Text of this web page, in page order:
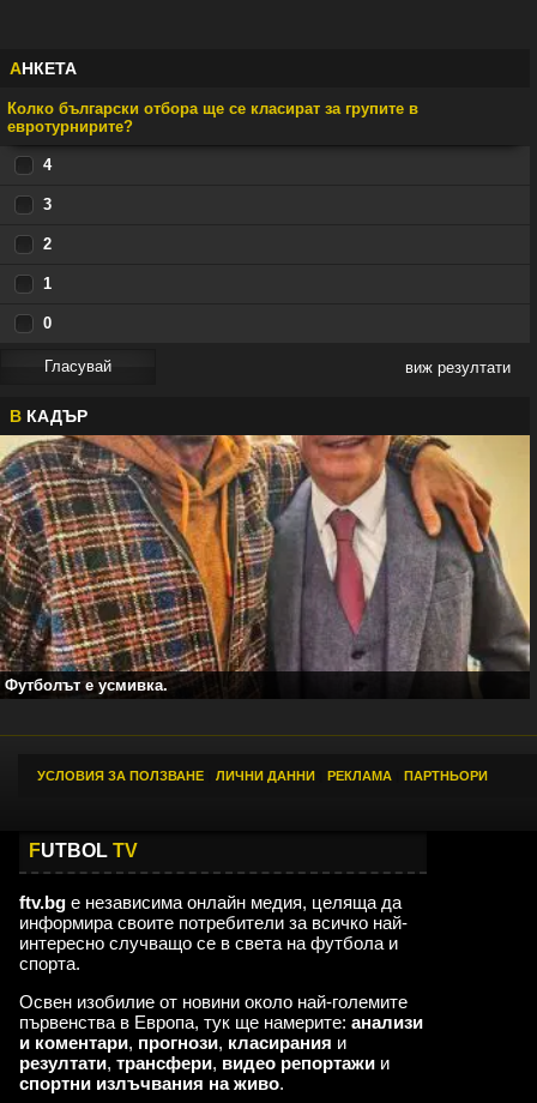
АНКЕТА
Колко български отбора ще се класират за групите в
евротурнирите?
4
3
2
1
0
виж резултати
В КАДЪР
Футболът е усмивка.
УСЛОВИЯ ЗА ПОЛЗВАНЕ ЛИЧНИ ДАННИ РЕКЛАМА ПАРТНЬОРИ
FUTBOL TV
ftv.bg е независима онлайн медия, целяща да
информира своите потребители за всичко най-
интересно случващо се в света на футбола и
спорта.
Освен изобилие от новини около най-големите
първенства в Европа, тук ще намерите: анализи
и коментари, прогнози, класирания и
резултати, трансфери, видео репортажи и
спортни излъчвания на живо.